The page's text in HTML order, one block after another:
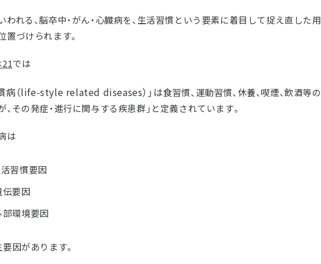
われる、脳卒中・がん・心臓病を、生活習慣という要素に着目して捉え直した用
置づけられます。
では
病（life-style related diseases）」は食習慣、運動習慣、休養、喫煙、飲酒等の
、その発症・進行に関与する疾患群」と定義されています。
は
習慣要因
伝要因
部環境要因
因があります。